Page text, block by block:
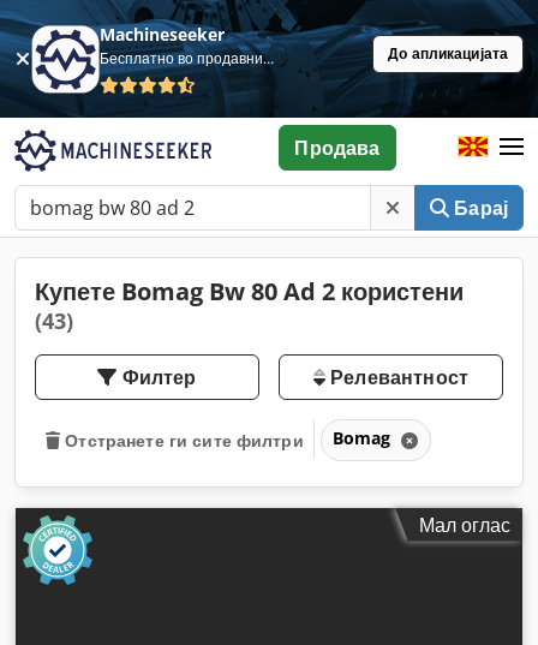
Machineseeker
Бесплатно во продавница До апликацијата
Барај
Продава
Купете Bomag Bw 80 Ad 2 користени
(43)
Филтер Релевантност
Отстранете ги сите филтри Bomag
Мал оглас